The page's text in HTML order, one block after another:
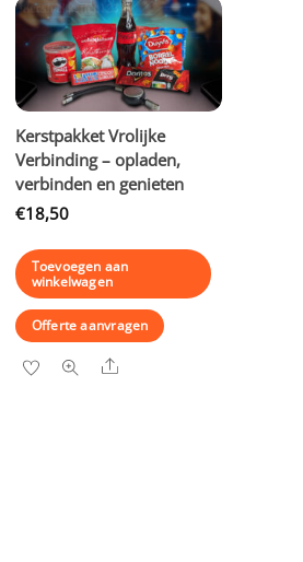
Kerstpakket Vrolijke
Verbinding – opladen,
verbinden en genieten
€18,50
Toevoegen aan
winkelwagen
Offerte aanvragen
Share